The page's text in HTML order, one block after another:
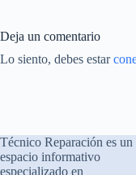
Deja un comentario
Lo siento, debes estar
Técnico Reparación es un
espacio informativo
especializado en